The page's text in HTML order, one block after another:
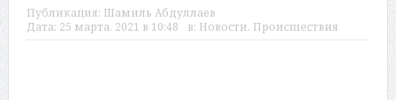
Публикация: Шамиль Абдуллаев
Дата: 25 марта, 2021 в 10:48 в: Новости, Происшествия